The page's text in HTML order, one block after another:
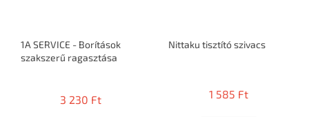
1A SERVICE - Borítások
szakszerű ragasztása
átlagos
3 230 Ft
Nittaku tisztító szivacs
1 585 Ft